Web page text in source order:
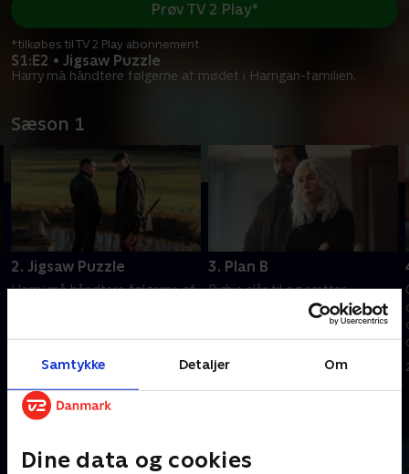
Samtykke Detaljer Om
Dine data og cookies
S1:E2 • Jigsaw Puzzle
Harry må håndtere følgerne af mødet i Harrigan-familien.
Prøv TV 2 Play*
*tilkøbes til TV 2 Play abonnement
Sæson 1
2. Jigsaw Puzzle
Harry må håndtere følgerne af
3. Plan B
Richie slår til og sætter
Harrigan-familien i højeste
alarmberedskab. Kevin
forbereder sig på en total krig.
16. juni 2025 • 45 min
Andre så også